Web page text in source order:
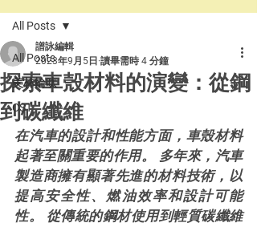
All Posts
美林輪呔
CST
All Posts
探索車殼材料的演變：從鋼
到碳纖維
譜詠編輯
2023年9月5日 讀畢需時 4 分鐘
在汽車的設計和性能方面，車殼材料
起著至關重要的作用。 多年來，汽車
製造商擁有顯著先進的材料技術，以
提高安全性、燃油效率和設計可能
性。 從傳統的鋼材使用到輕質碳纖維